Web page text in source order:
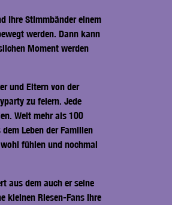
Ihre Stimmbänder einem
werden. Dann kann
Moment werden
und Eltern von der
zu feiern. Jede
Weit mehr als 100
Leben der Familien
fühlen und nochmal
aus dem auch er seine
kleinen Riesen-Fans ihre